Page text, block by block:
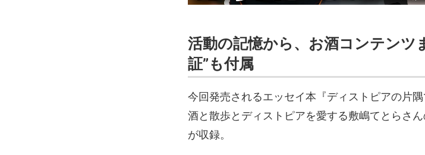
活動の記憶から、お酒コンテン
証”も付属
今回発売されるエッセイ本『ディストピアの片
酒と散歩とディストピアを愛する敷嶋てとらさ
が収録。